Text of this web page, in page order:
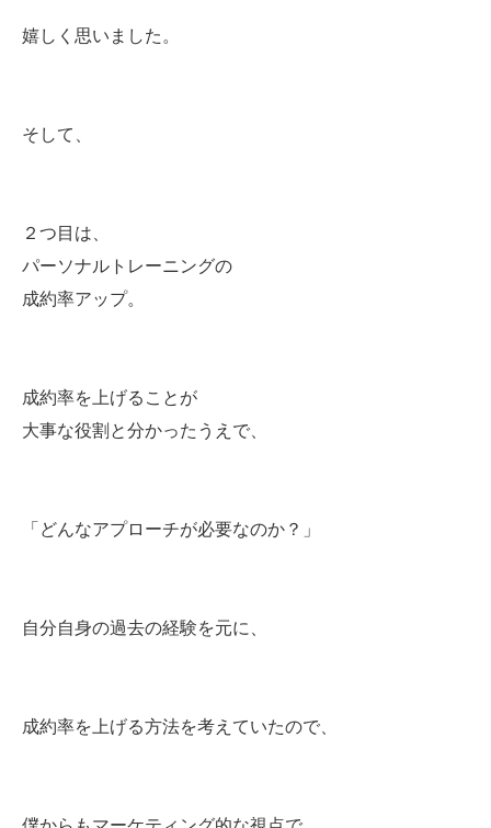
嬉しく思いました。
そして、
２つ目は、
パーソナルトレーニングの
成約率アップ。
成約率を上げることが
大事な役割と分かったうえで、
「どんなアプローチが必要なのか？」
自分自身の過去の経験を元に、
成約率を上げる方法を考えていたので、